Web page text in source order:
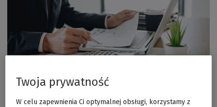
Termin szkolenia: 23.03.2020
(poniedziałek) godz. 11:00
Twoja prywatność
W celu zapewnienia Ci optymalnej obsługi, korzystamy z